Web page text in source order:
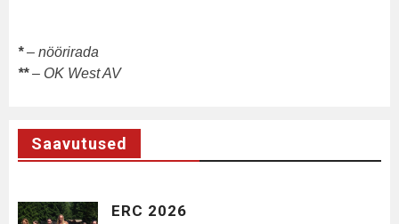
*– nöörirada
**– OK West AV
Saavutused
ERC 2026